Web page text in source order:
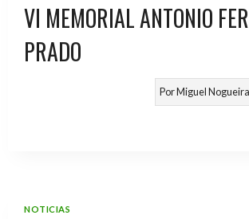
VI MEMORIAL ANTONIO
PRADO
PorMiguel Nogueira
NOTICIAS